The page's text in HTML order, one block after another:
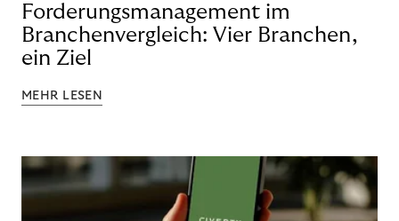
Forderungsmanagement im
Branchenvergleich: Vier Branchen,
ein Ziel
MEHR LESEN